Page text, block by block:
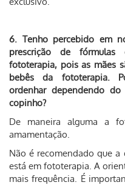
6. Tenho percebido em
prescrição de
fototerapia, pois as mães
bebês da fototerapia.
ordenhar dependendo
copinho?
De maneira alguma a
amamentação.
Não é recomendado que
está em fototerapia. A
mais frequência. É